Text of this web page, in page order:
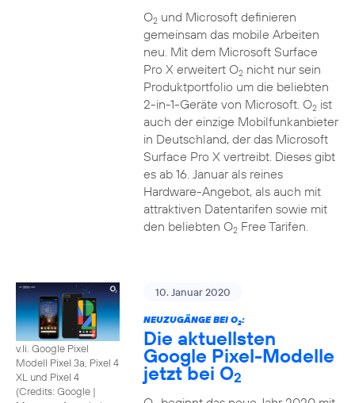
O2und Microsoft definieren
gemeinsam das mobile Arbeiten
neu. Mit dem Microsoft Surface
Pro X erweitert O2nicht nur sein
Produktportfolio um die beliebten
2-in-1-Geräte von Microsoft. O2ist
auch der einzige Mobilfunkanbieter
in Deutschland, der das Microsoft
Surface Pro X vertreibt. Dieses gibt
es ab 16. Januar als reines
Hardware-Angebot, als auch mit
attraktiven Datentarifen sowie mit
den beliebten O2Free Tarifen.
v.li. Google Pixel
Modell Pixel 3a, Pixel 4
XL und Pixel 4
(Credits: Google |
10. Januar 2020
NEUZUGÄNGE BEI O2:
Die aktuellsten
Google Pixel-Modelle
jetzt bei O2